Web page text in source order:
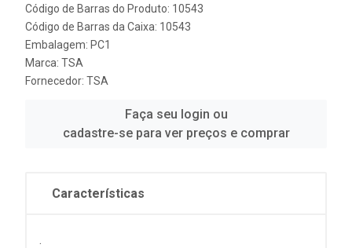
Código de Barras do Produto: 10543
Código de Barras da Caixa: 10543
Embalagem: PC1
Marca: TSA
Fornecedor: TSA
Faça seu login ou
cadastre-se para ver preços e comprar
Características
.